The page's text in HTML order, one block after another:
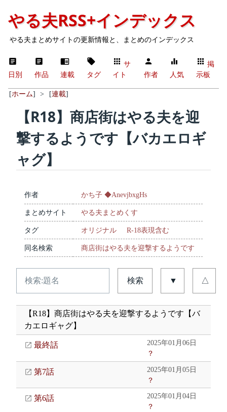
やる夫RSS+インデックス
やる夫まとめサイトの更新情報と、まとめのインデックス
日別 作品 連載 タグ
サ
イト
作者 人気
掲
示板
[ホーム] > [連載]
【R18】商店街はやる夫を迎
撃するようです【バカエロギ
ャグ】
作者 かち子 ◆AnevjbxgHs
まとめサイト やる夫まとめくす
タグ オリジナル R-18表現含む
同名検索 商店街はやる夫を迎撃するようです
検索 ▼ △
【R18】商店街はやる夫を迎撃するようです【バ
カエロギャグ】
最終話
2025年01月06日
？
第7話
2025年01月05日
？
第6話
2025年01月04日
？